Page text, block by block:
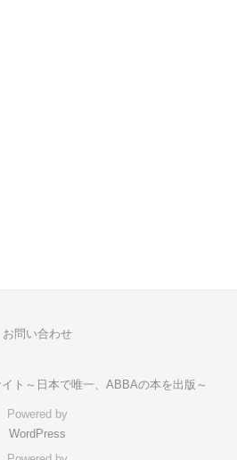
お問い合わせ
ト～日本で唯一、ABBAの本を出版～
Powered by
WordPress